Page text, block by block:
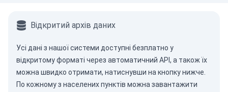
Відкритий архів даних
Усі дані з нашої системи доступні безплатно у
відкритому форматі через автоматичний API , а також їх
можна швидко отримати, натиснувши на кнопку нижче.
По кожному з населених пунктів можна завантажити